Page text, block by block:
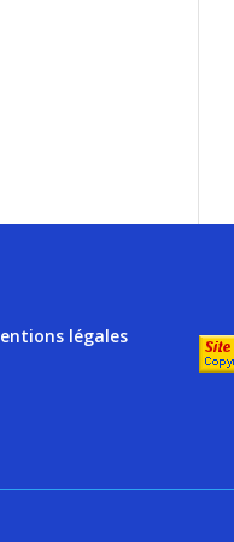
légales